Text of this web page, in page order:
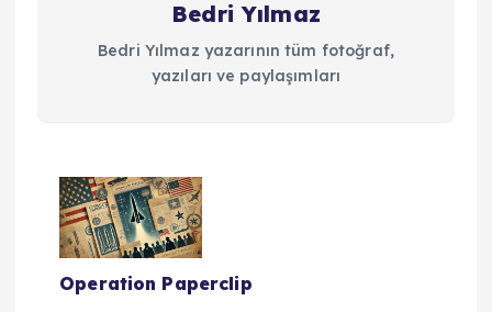
Bedri Yılmaz
Bedri Yılmaz yazarının tüm fotoğraf,
yazıları ve paylaşımları
Y
a
Operation Paperclip